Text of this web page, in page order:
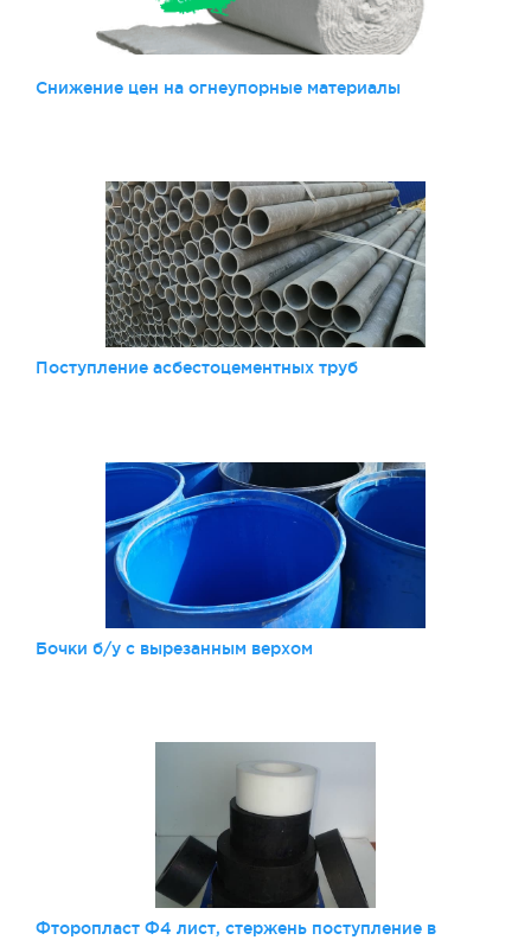
Снижение цен на огнеупорные материалы
Поступление асбестоцементных труб
Бочки б/у с вырезанным верхом
Фторопласт Ф4 лист, стержень поступление в